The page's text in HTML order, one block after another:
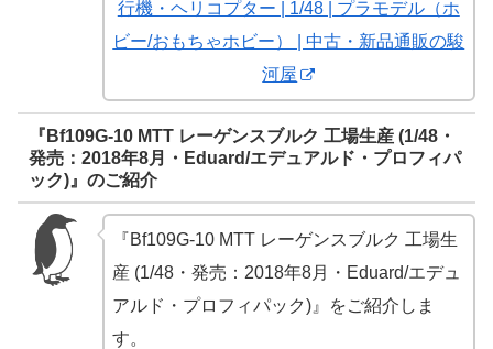
行機・ヘリコプター | 1/48 | プラモデル（ホ
ビー/おもちゃホビー） | 中古・新品通販の駿
河屋
『Bf109G-10 MTT レーゲンスブルク 工場生産 (1/48・
発売：2018年8月・Eduard/エデュアルド・プロフィパ
ック)』のご紹介
『Bf109G-10 MTT レーゲンスブルク 工場生
産 (1/48・発売：2018年8月・Eduard/エデュ
アルド・プロフィパック)』をご紹介しま
す。